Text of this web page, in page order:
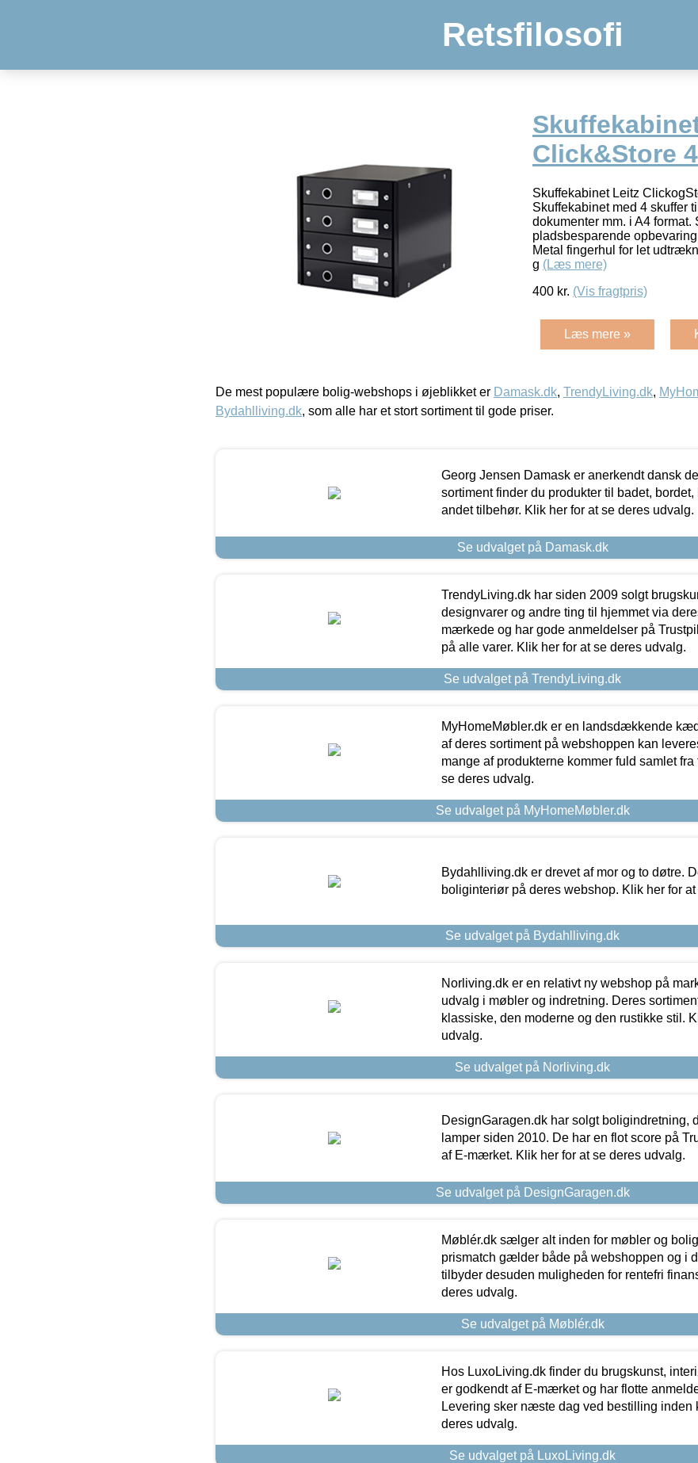
Retsfilosofi
Click&Store
Skuffekabinet Leitz
Skuffekabinet med 4 skuffer
dokumenter mm. i A4
pladsbesparende
Metal fingerhul for let
g (Læs mere)
400 kr. (Vis fragtpris)
Læs mere »
De mest populære bolig-webshops i øjeblikket er Damask.dk, TrendyLiving.dk,
Bydahlliving.dk, som alle har et stort sortiment til gode priser.
Georg Jensen Damask er anerkendt dansk
sortiment finder du produkter til badet,
andet tilbehør. Klik her for at se deres udvalg.
Se udvalget på Damask.dk
TrendyLiving.dk har siden 2009 solgt
designvarer og andre ting til hjemmet via
mærkede og har gode anmeldelser på
på alle varer. Klik her for at se deres udvalg.
Se udvalget på TrendyLiving.dk
MyHomeMøbler.dk er en landsdækkende
af deres sortiment på webshoppen kan
mange af produkterne kommer fuld samlet
se deres udvalg.
Se udvalget på MyHomeMøbler.dk
Bydahlliving.dk er drevet af mor og to døtre.
boliginteriør på deres webshop. Klik her for
Se udvalget på Bydahlliving.dk
Norliving.dk er en relativt ny webshop på
udvalg i møbler og indretning. Deres
klassiske, den moderne og den rustikke stil.
udvalg.
Se udvalget på Norliving.dk
DesignGaragen.dk har solgt boligindretning,
lamper siden 2010. De har en flot score på
af E-mærket. Klik her for at se deres udvalg.
Se udvalget på DesignGaragen.dk
Møblér.dk sælger alt inden for møbler og
prismatch gælder både på webshoppen og i
tilbyder desuden muligheden for rentefri
deres udvalg.
Se udvalget på Møblér.dk
Hos LuxoLiving.dk finder du brugskunst,
er godkendt af E-mærket og har flotte
Levering sker næste dag ved bestilling inden
deres udvalg.
Se udvalget på LuxoLiving.dk